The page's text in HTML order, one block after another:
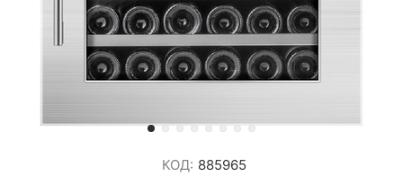
КОД: 885965